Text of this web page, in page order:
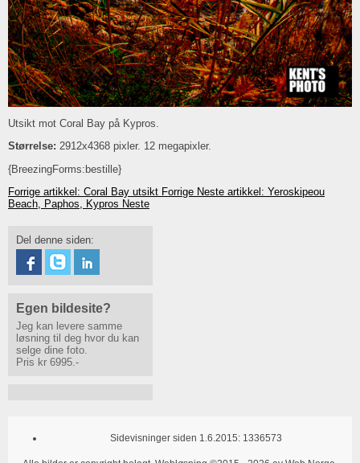
Utsikt mot Coral Bay på Kypros.
Størrelse: 2912x4368 pixler. 12 megapixler.
{BreezingForms:bestille}
Forrige artikkel: Coral Bay utsikt Forrige Neste artikkel: Yeroskipeou
Beach, Paphos, Kypros Neste
Del denne siden:
Egen bildesite?
Jeg kan levere samme
løsning til deg hvor du kan
selge dine foto.
Pris kr 6995.-
Sidevisninger siden 1.6.2015: 1336573